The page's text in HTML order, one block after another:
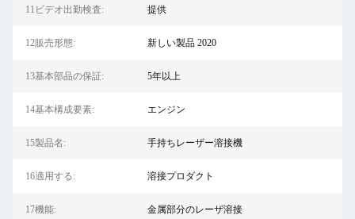
11ビデオ出勤検査: 提供
12販売形態: 新しい製品 2020
13基本部品の保証: 5年以上
14基本構成要素: エンジン
15製品名: 手持ちレーザー溶接機
16適用する: 溶接プロダクト
17機能: 金属部分のレーザ溶接